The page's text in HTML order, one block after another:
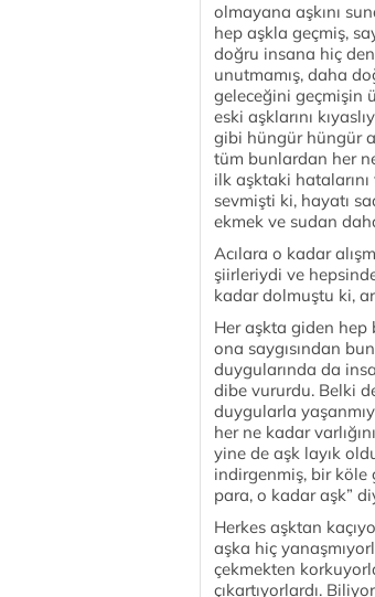
olmayana aşkını
hep aşkla geçmiş,
doğru insana hiç
unutmamış, daha
geleceğini geçmişin
eski aşklarını
gibi hüngür hüngür
tüm bunlardan her
ilk aşktaki
sevmişti ki, hayatı
ekmek ve sudan
Acılara o kadar
şiirleriydi ve
kadar dolmuştu ki,
Her aşkta giden hep
ona saygısından
duygularında da
dibe vururdu. Belki
duygularla
her ne kadar
yine de aşk layık
indirgenmiş, bir köle
para, o kadar aşk”
Herkes aşktan
aşka hiç
çekmekten
çıkartıyorlardı.